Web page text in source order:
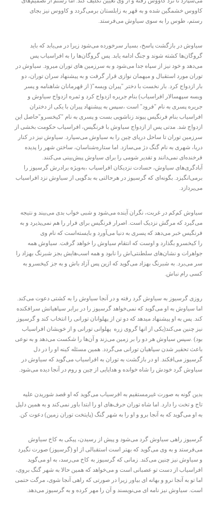
کاووس خشمگین شده و به‌ قهر به زابلستان برمی‌گردد و کاووس نیز بجای
رستم، طوس را به سوی سیاوش می‌فرستد.
سیاوش در بازگشت پاسخ، بسیار سرخورده می‌شود زیرا در می‌یابد که باید
گروگان‌ها کشته شوند و جنگ ادامه یابد. پس گروگان‌ها را به افراسیاب پس
می‌دهد و خود نیز از سپاه جدا می‌شود و به سرزمین های توران میرود. سیاوش در
توران مورد استقبال و میهمان نوازی قرار گرفت و به پیشنهاد سران توران، دو
بار ازدواج کرد. بار نخست با دختر "پیران ویسه"( از قهرمانان شاهنامه و پسر
ویسه سپهسالار افراسیاب) بنام جریره ازدواج کرد و ثمره ازدواج سیاوش و
جریره پسری به نام "فرود" است ،سپس به پیشنهاد پیران با یکی از دختران
افراسیاب بنام فرنگیس پیوند زناشویی بست و پسری به نام "کیخسرو"حاصل این
ازدواج شد. مدتی پس از ازدواج سیاوش با فرنگیس، افراسیاب حکومت بخشی از
سرزمین توران تا ساحل دریای چین را به سیاوش می‌سپارد. سیاوش نیز در کنار
دریا، شهری به نام گنگ دژ می‌سازد. اما ستاره‌شناسان، ساختن شهر را پدیده
فرخنده‌ای نمی‌دانند و تقدیر شومی را برای سیاوش پیش‌بینی می‌کنند.
آبادگری‌های سیاوش، حسادت نزدیکان افراسیاب ،به‌ویژه برادرش گرسیوز را
برمی‌انگیزد. بگونه‌ای که گرسیوز در هرحالتی به بدگویی از سیاوش نزد افراسیاب
می‌پردازد.
سیاوش کم‌کم در غربت، نگران آینده می‌شود و شبی خواب بدی می‌بیند و نتیجه
می‌گیرد که مرگش نزدیک است. اصرار فرنگیس برای فرار را هم نمی‌پذیرد و به
فرنگیس خبر می‌دهد که پسری به دنیا می‌آورد و بایسته‌است که نام وی
را کیخسرو بگذارد و اوست که انتقام سیاوش را خواهد گرفت. سیاوش همه
جواهرات و نشان‌های سلطنتی‌اش را نابود و همه اسب‌هایش بجز شبرنگ بهزاد را
سر می‌برد. به شبرنگ بهزاد می‌گوید که ازین پس آزاد باش و به جز کیخسرو به
کسی رام نباش.
روزی گرسیوز به سیاوش گرد رفته و در آنجا سیاوش را به کشتی دعوت می‌کند.
اما سیاوش به او می‌گوید که نمی‌خواهد گرسیوز را در برابر سپاهیانش سرافکنده
کند. پس به او پیشنهاد میدهد که دو تن از پهلوانان تورانی را انتخاب کند و گرسیوز
نیز چنین می‌کند(یکی از انها گروی زره پهلوانی تورانی و از خویشان افراسیاب
بود) .سپس سیاوش هر دو را بر زمین می‌زند و آن‌ها را شکست می‌دهد و به نوعی
باعث تحقیر شدن سپاهیان تورانی می‌گردد. همین مسئله کینه او را در دل
گرسیوز می‌افکند. او در بازگشت به توران به افراسیاب می‌گوید که سیاوش در
سیاوش گرد خودش را شاه خوانده و هدایایی از چین و روم در آنجا دیده می‌شود.
بدین گونه به صورت غیرمستقیم به افرسیاب می‌گوید که او قصد شوریدن علیه
تاج و تخت را دارد. اما شاه توران حرف‌های او را ابتدا باور نمی‌کند و به همین دلیل
به او می‌گوید که به آنجا برو و او را به شهر گنگ (پایتخت توران زمین) دعوت کن.
گرسیوز راهی سیاوش گرد می‌شود و پیش از رسیدن، پیکی به کاخ سیاوش
می‌فرستد و به وی می‌گوید که بهتر است استقبالی از او (گرسیوز) صورت نگیرد
و سیاوش نیز چنین می‌کند. زمانی که گرسیوز به کاخ می‌رسد، به او می‌گوید
افراسیاب از دست تو عصبانی است و می‌خواهد که همین حالا به شهر گنگ بروی،
اما تو به آنجا نرو و بهانه ای بیاور زیرا در صورتی که راهی آنجا شوی، مرگت حتمی
است. سیاوش نیز نامه ای می‌نویسند و آن را مهر کرده و به گرسیوز می‌دهد.